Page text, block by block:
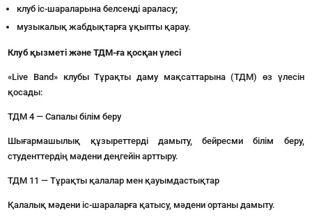
клуб іс-шараларына белсенді араласу;
музыкалық жабдықтарға ұқыпты қарау.
Клуб қызметі және ТДМ-ға қосқан үлесі
«Live Band» клубы Тұрақты даму мақсаттарына (ТДМ) өз үлесін
қосады:
ТДМ 4 — Сапалы білім беру
Шығармашылық құзыреттерді дамыту, бейресми білім беру,
студенттердің мәдени деңгейін арттыру.
ТДМ 11 — Тұрақты қалалар мен қауымдастықтар
Қалалық мәдени іс-шараларға қатысу, мәдени ортаны дамыту.